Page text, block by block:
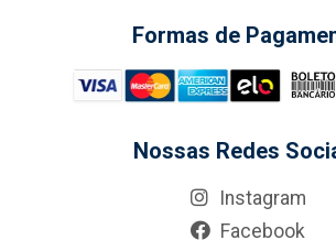
Formas de
Nossas Redes
Instagram
Facebook